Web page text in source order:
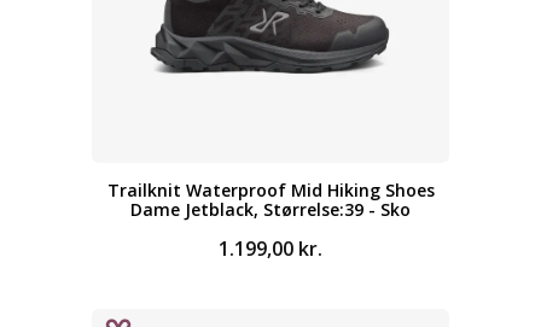
Trailknit Waterproof Mid Hiking Shoes
Dame Jetblack, Størrelse:39 - Sko
1.199,00 kr.